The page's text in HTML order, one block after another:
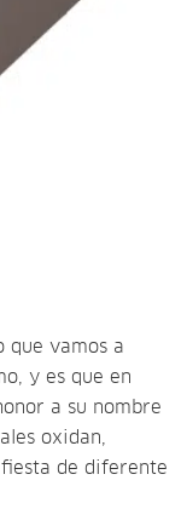
que vamos a
y es que en
a su nombre
oxidan,
de diferente